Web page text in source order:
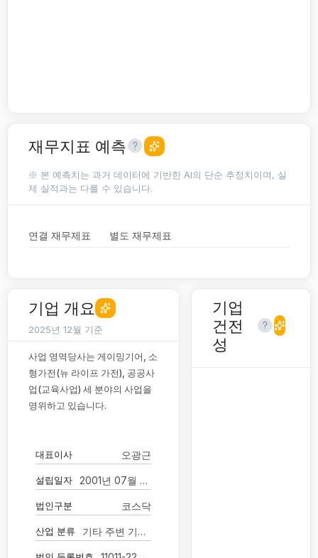
재무지표 예측
※ 본 예측치는 과거 데이터에 기반한 AI의 단순 추정치이며, 실
제 실적과는 다를 수 있습니다.
연결 재무제표 별도 재무제표
기업 개요
2025년 12월 기준
사업 영역당사는 게이밍기어, 소
형가전(뉴 라이프 가전), 공공사
업(교육사업) 세 분야의 사업을
영위하고 있습니다.
대표이사 오광근
설립일자 2001년 07월 11일
법인구분 코스닥
산업 분류 기타 주변 기기 제조업
기업
건전
성